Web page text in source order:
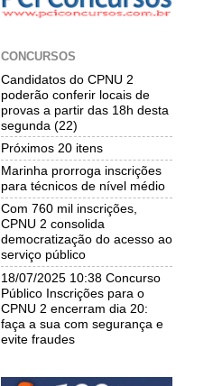
CONCURSOS
Candidatos do CPNU 2
poderão conferir locais de
provas a partir das 18h desta
segunda (22)
Próximos 20 itens
Marinha prorroga inscrições
para técnicos de nível médio
Com 760 mil inscrições,
CPNU 2 consolida
democratização do acesso ao
serviço público
18/07/2025 10:38 Concurso
Público Inscrições para o
CPNU 2 encerram dia 20:
faça a sua com segurança e
evite fraudes